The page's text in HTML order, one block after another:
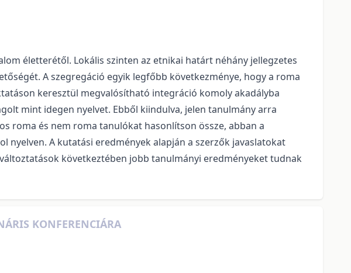
életterétől. Lokális szinten az etnikai határt néhány jellegzetes
A szegregáció egyik legfőbb következménye, hogy a roma
keresztül megvalósítható integráció komoly akadályba
mint idegen nyelvet. Ebből kiindulva, jelen tanulmány arra
roma és nem roma tanulókat hasonlítson össze, abban a
A kutatási eredmények alapján a szerzők javaslatokat
következtében jobb tanulmányi eredményeket tudnak
KONFERENCIÁRA